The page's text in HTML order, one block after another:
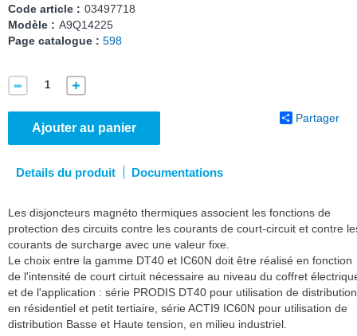
Code article : 03497718
Modèle : A9Q14225
Page catalogue : 598
Ajouter au panier
Partager
Details du produit Documentations
Les disjoncteurs magnéto thermiques associent les fonctions de
protection des circuits contre les courants de court-circuit et contre
courants de surcharge avec une valeur fixe.
Le choix entre la gamme DT40 et IC60N doit être réalisé en fonction
de l'intensité de court cirtuit nécessaire au niveau du coffret
et de l'application : série PRODIS DT40 pour utilisation de distribution
en résidentiel et petit tertiaire, série ACTI9 IC60N pour utilisation de
distribution Basse et Haute tension, en milieu industriel.